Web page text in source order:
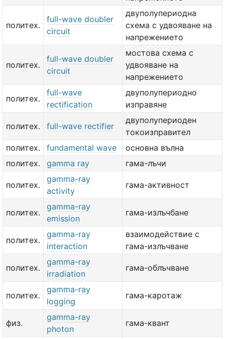
политех.
full-wave doubler
circuit
двуполупериодна
схема с удвояване на
напрежението
политех.
full-wave doubler
circuit
мостова схема с
удвояване на
напрежението
политех.
full-wave
rectification
двуполупериодно
изправяне
политех. full-wave rectifier
двуполупериоден
токоизправител
политех.
fundamental wave
основна вълна
политех.
gamma ray гама-лъчи
политех.
gamma-ray
activity
гама-активност
политех.
gamma-ray
emission
гама-излъчбане
политех.
gamma-ray
interaction
взаимодействие с
гама-излъчване
политех.
gamma-ray
irradiation
гама-облъчване
политех.
gamma-ray
logging
гама-каротаж
физ.
gamma-ray
photon
гама-квант